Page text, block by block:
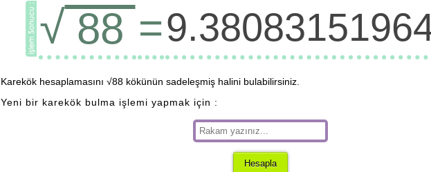
√ 88 =
Karekök hesaplamasını √88 kökünün sadeleşmiş halini bulabilirsiniz.
Yeni bir karekök bulma işlemi yapmak için :